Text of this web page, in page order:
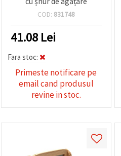
COD: 831748
41.08 Lei
Fara stoc:
Primeste notificare pe
email cand produsul
revine in stoc.